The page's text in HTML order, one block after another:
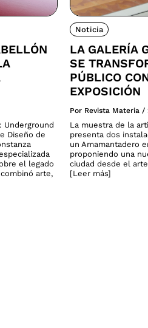
Underground
Diseño de
el legado
arte,
Noticia
LA GALERÍA
SE
PÚBLICO
EXPOSICIÓN
Por Revista Materia /
La muestra de la
presenta dos
un Amamantadero
proponiendo una
ciudad desde el
[Leer más]